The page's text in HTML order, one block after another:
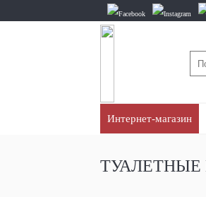
Интернет-магазин
ТУАЛЕТНЫЕ